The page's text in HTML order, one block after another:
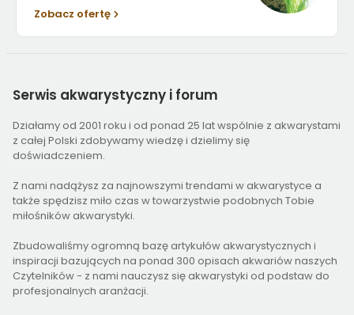
Zobacz ofertę
Serwis akwarystyczny i forum
Działamy od 2001 roku i od ponad 25 lat wspólnie z akwarystami
z całej Polski zdobywamy wiedzę i dzielimy się
doświadczeniem.
Z nami nadążysz za najnowszymi trendami w akwarystyce a
także spędzisz miło czas w towarzystwie podobnych Tobie
miłośników akwarystyki.
Zbudowaliśmy ogromną bazę artykułów akwarystycznych i
inspiracji bazujących na ponad 300 opisach akwariów naszych
Czytelników - z nami nauczysz się akwarystyki od podstaw do
profesjonalnych aranżacji.